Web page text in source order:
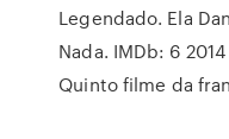
Legendado. Ela
Nada. IMDb: 6
Quinto filme da